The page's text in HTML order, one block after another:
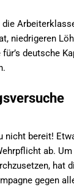
niedrigeren
deutsche
nicht bereit!
ab.
hat
gegen